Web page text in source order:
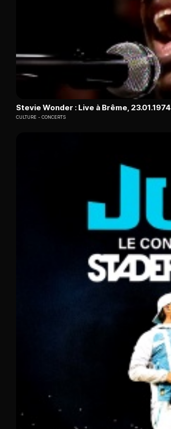
Stevie Wonder : Live à Brême, 23.01.1974
CULTURE CONCERTS